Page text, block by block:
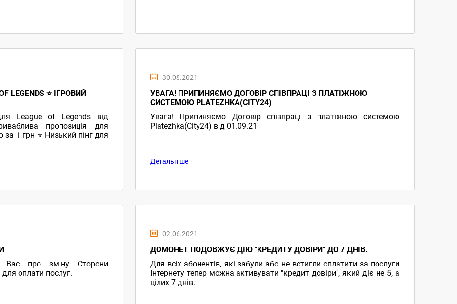
LEGENDS ⭐ ІГРОВИЙ
League of Legends від
пропозиція для
за 1 грн ⭐ Низький пінг для
30.08.2021
УВАГА! ПРИПИНЯЄМО ДОГОВІР СПІВПРАЦІ З ПЛАТІЖНОЮ
СИСТЕМОЮ PLATEZHKA(CITY24)
Увага! Припиняємо Договір співпраці з платіжною системою
Platezhka(City24) від 01.09.21
Детальніше
Вас про зміну Сторони
для оплати послуг.
02.06.2021
ДОМОНЕТ ПОДОВЖУЄ ДІЮ "КРЕДИТУ ДОВІРИ" ДО 7 ДНІВ.
Для всіх абонентів, які забули або не встигли сплатити за послуги
Інтернету тепер можна активувати "кредит довіри", який діє не 5, а
цілих 7 днів.